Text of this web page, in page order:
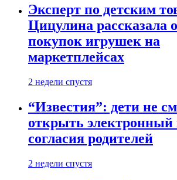
Эксперт по детским
Цицулина рассказала
покупок игрушек на
маркетплейсах
2 недели спустя
“Известия”: дети не
открыть электронный
согласия родителей
2 недели спустя